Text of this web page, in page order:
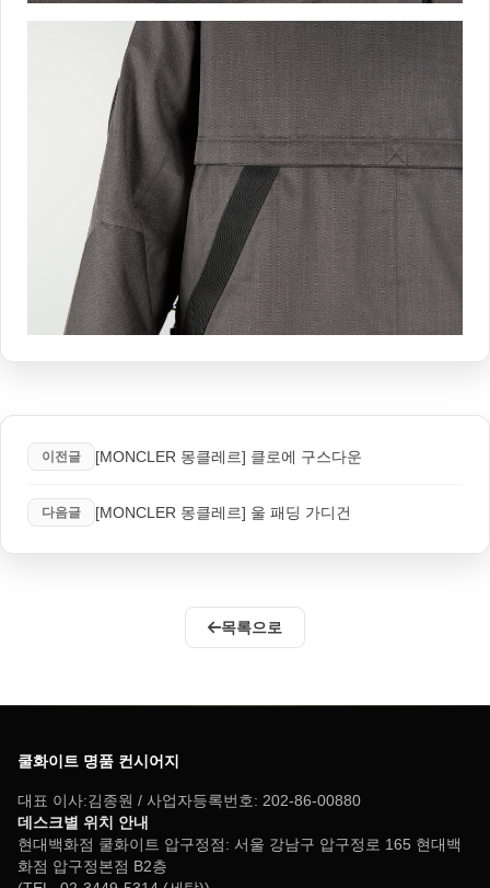
이전글 [MONCLER 몽클레르] 클로에 구스다운
다음글 [MONCLER 몽클레르] 울 패딩 가디건
목록으로
쿨화이트 명품 컨시어지
대표 이사:김종원 / 사업자등록번호: 202-86-00880
데스크별 위치 안내
현대백화점 쿨화이트 압구정점: 서울 강남구 압구정로 165 현대백
화점 압구정본점 B2층